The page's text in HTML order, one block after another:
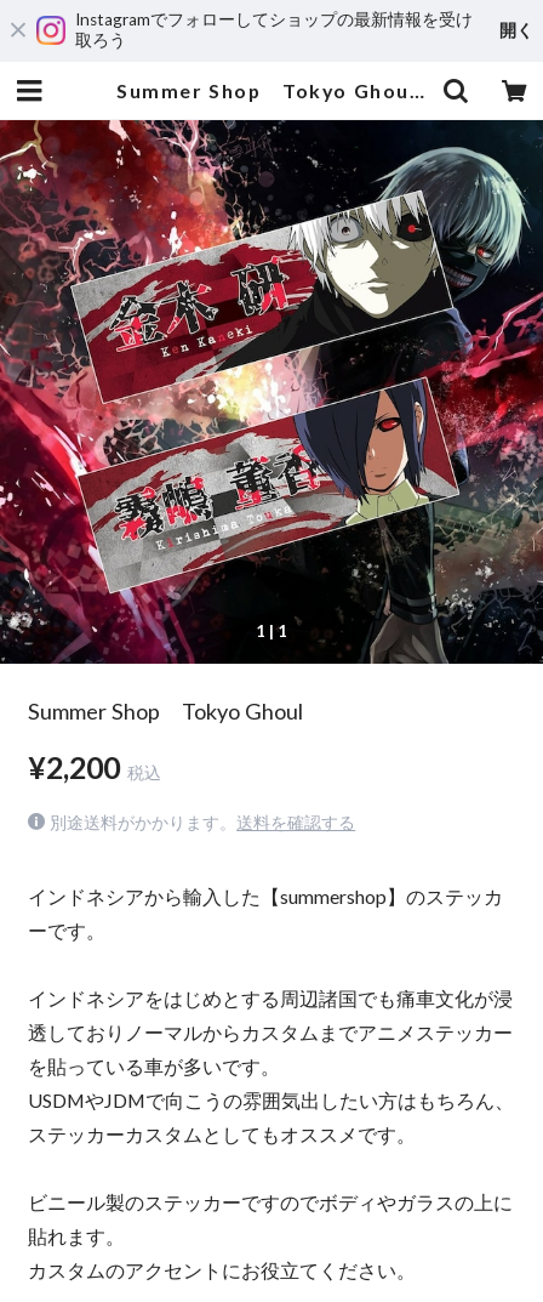
Instagramでフォローしてショップの最新情報を受け
取ろう
開く
Summer Shop Tokyo Ghoul | 輸入アニメステッカー専門店 SUNSET Stickers Store
1 | 1
Summer Shop Tokyo Ghoul
¥2,200 税込
別途送料がかかります。 送料を確認する
インドネシアから輸入した【summershop】のステッカ
ーです。
インドネシアをはじめとする周辺諸国でも痛車文化が浸
透しておりノーマルからカスタムまでアニメステッカー
を貼っている車が多いです。
USDMやJDMで向こうの雰囲気出したい方はもちろん、
ステッカーカスタムとしてもオススメです。
ビニール製のステッカーですのでボディやガラスの上に
貼れます。
カスタムのアクセントにお役立てください。